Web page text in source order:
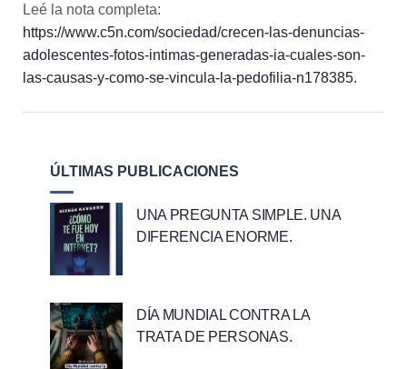
Leé la nota completa:
https://www.c5n.com/sociedad/crecen-las-denuncias-
adolescentes-fotos-intimas-generadas-ia-cuales-son-
las-causas-y-como-se-vincula-la-pedofilia-n178385.
ÚLTIMAS PUBLICACIONES
UNA PREGUNTA SIMPLE. UNA
DIFERENCIA ENORME.
DÍA MUNDIAL CONTRA LA
TRATA DE PERSONAS.